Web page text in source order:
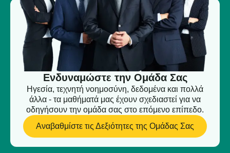
Ενδυναμώστε την Ομάδα Σας
Ηγεσία, τεχνητή νοημοσύνη, δεδομένα και πολλά
άλλα - τα μαθήματά μας έχουν σχεδιαστεί για να
οδηγήσουν την ομάδα σας στο επόμενο επίπεδο.
Αναβαθμίστε τις Δεξιότητες της Ομάδας Σας